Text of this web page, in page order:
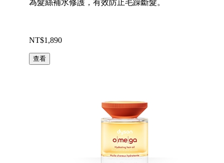
為髮絲補水修護，有效防止毛躁斷髮。
NT$1,890
查看